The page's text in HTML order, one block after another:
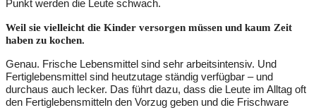
Punkt werden die Leute schwach.
Weil sie vielleicht die Kinder versorgen müssen und kaum Zeit
haben zu kochen.
Genau. Frische Lebensmittel sind sehr arbeitsintensiv. Und
Fertiglebensmittel sind heutzutage ständig verfügbar – und
durchaus auch lecker. Das führt dazu, dass die Leute im Alltag oft
den Fertiglebensmitteln den Vorzug geben und die Frischware